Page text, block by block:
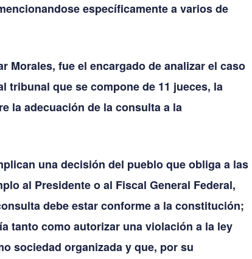
específicamente a varios de
Morales, fue el encargado de analizar el caso
tribunal que se compone de 11 jueces, la
la adecuación de la consulta a la
una decisión del pueblo que obliga a las
al Presidente o al Fiscal General Federal,
debe estar conforme a la constitución;
tanto como autorizar una violación a la ley
sociedad organizada y que, por su